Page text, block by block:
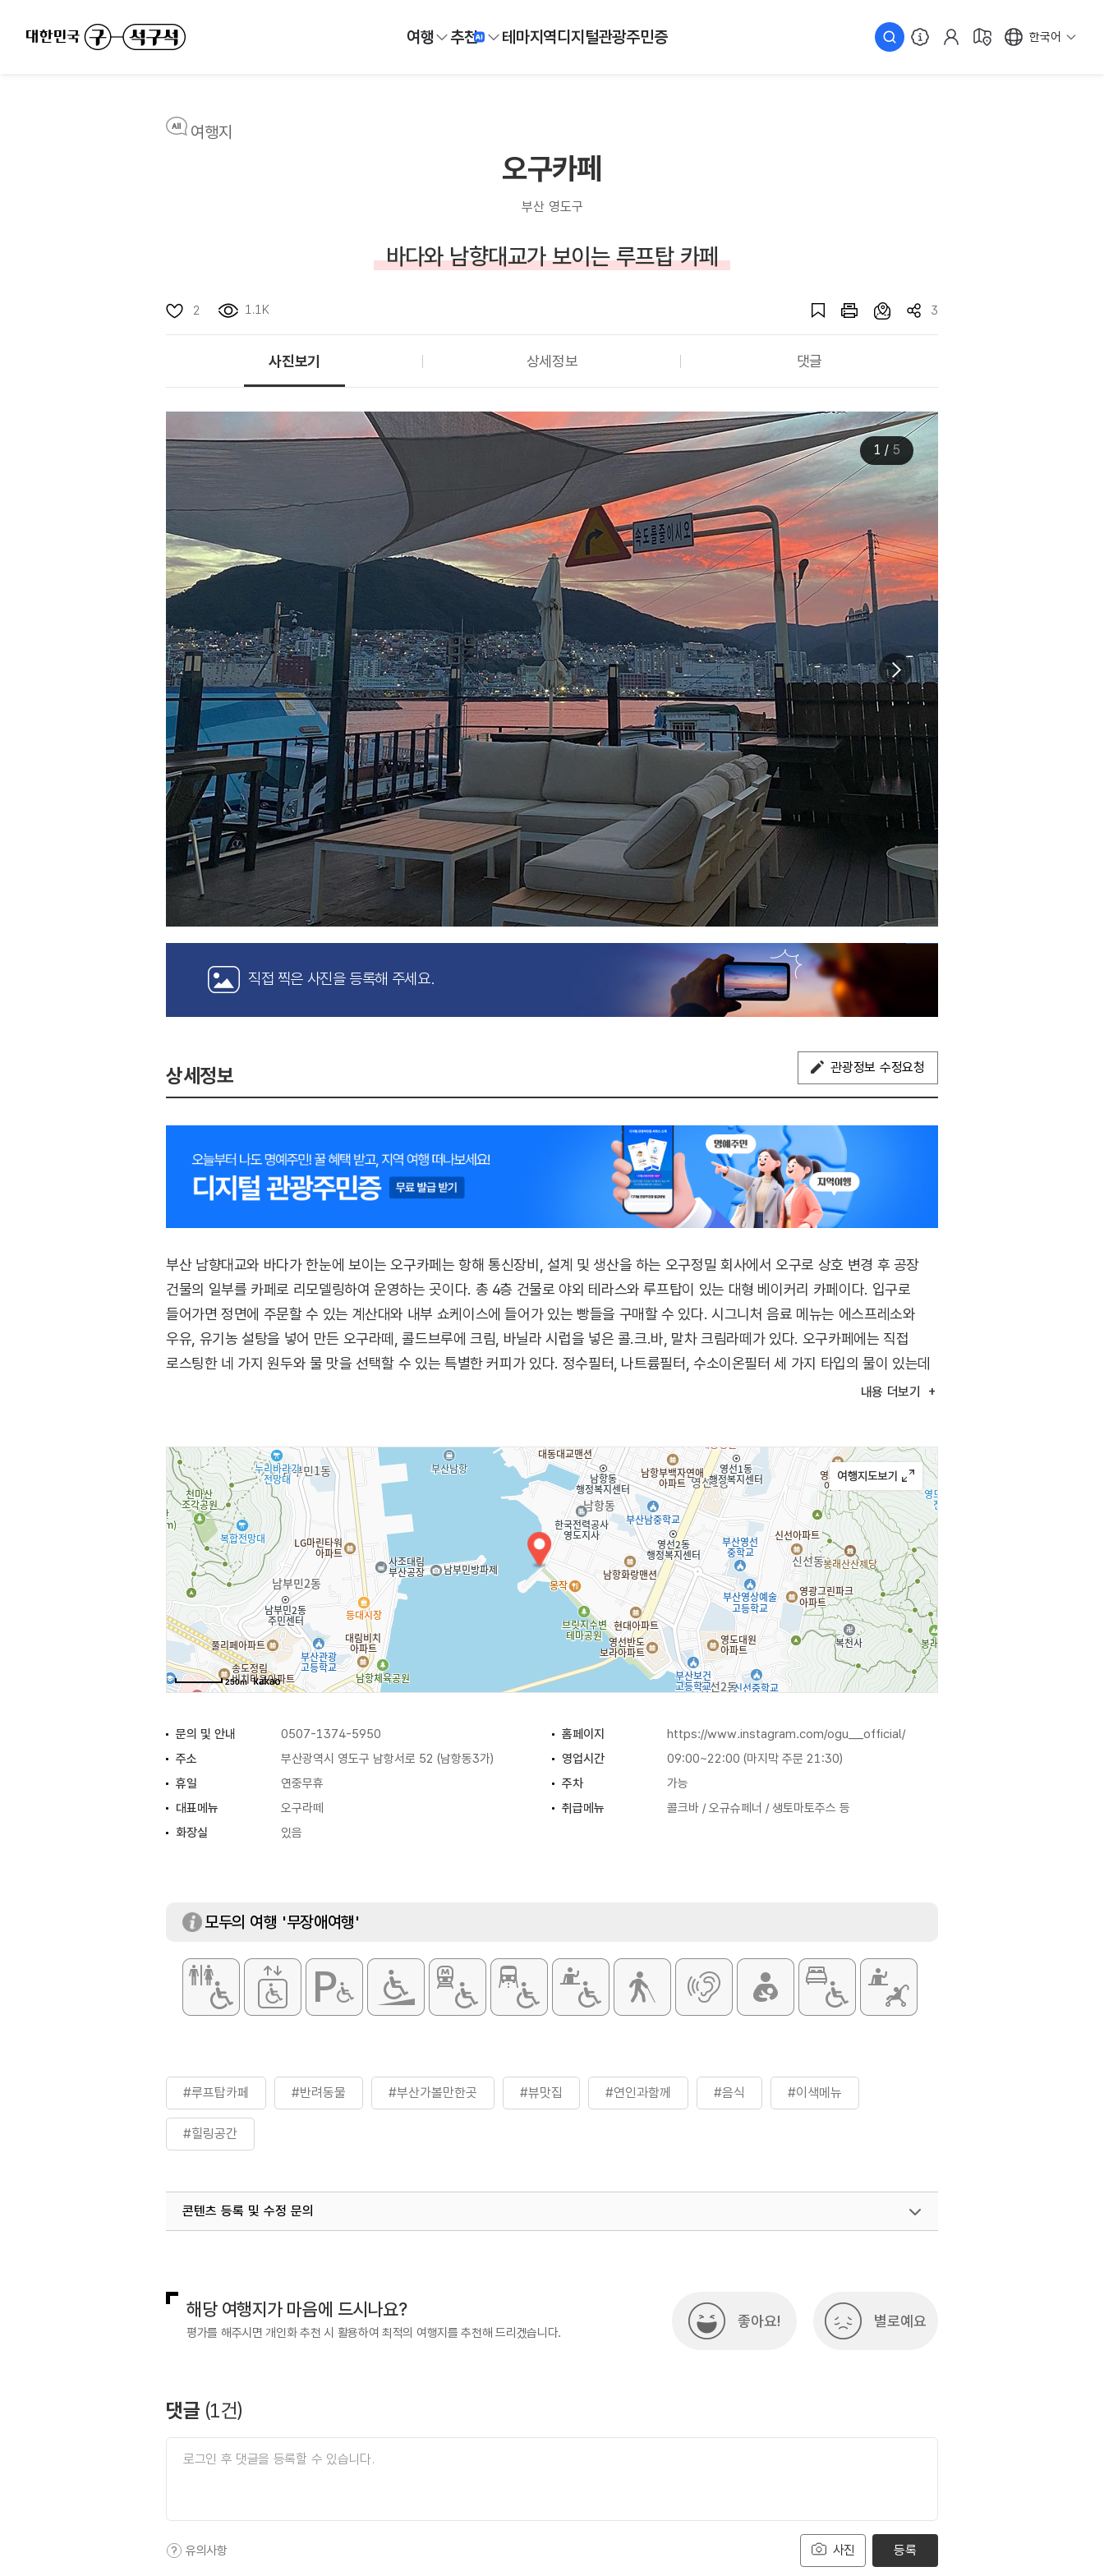
여행 추천 테마지역디지털관광주민증 한국어
여행지
오구카페
부산 영도구
바다와 남향대교가 보이는 루프탑 카페
2 1.1K 3
사진보기 상세정보 댓글
1/5
직접 찍은 사진을 등록해 주세요.
상세정보 관광정보 수정요청
부산 남향대교와 바다가 한눈에 보이는 오구카페는 항해 통신장비, 설계 및 생산을 하는 오구정밀 회사에서 오구로 상호 변경 후 공장
건물의 일부를 카페로 리모델링하여 운영하는 곳이다. 총 4층 건물로 야외 테라스와 루프탑이 있는 대형 베이커리 카페이다. 입구로
들어가면 정면에 주문할 수 있는 계산대와 내부 쇼케이스에 들어가 있는 빵들을 구매할 수 있다. 시그니처 음료 메뉴는 에스프레소와
우유, 유기농 설탕을 넣어 만든 오구라떼, 콜드브루에 크림, 바닐라 시럽을 넣은 콜.크.바, 말차 크림라떼가 있다. 오구카페에는 직접
로스팅한 네 가지 원두와 물 맛을 선택할 수 있는 특별한 커피가 있다. 정수필터, 나트륨필터, 수소이온필터 세 가지 타입의 물이 있는데
내용 더보기
250m
문의 및 안내 0507-1374-5950 홈페이지
https://www.instagram.com/ogu__official/
주소
부산광역시 영도구 남항서로 52 (남항동3가) 영업시간
09:00~22:00 (마지막 주문 21:30)
휴일
연중무휴 주차
가능
대표메뉴
오구라떼 취급메뉴
콜크바 / 오규슈페너 / 생토마토주스 등
화장실
있음
모두의 여행 '무장애여행'
#루프탑카페 #반려동물 #부산가볼만한곳 #뷰맛집 #연인과함께 #음식 #이색메뉴
#힐링공간
콘텐츠 등록 및 수정 문의
해당 여행지가 마음에 드시나요?
평가를 해주시면 개인화 추천 시 활용하여 최적의 여행지를 추천해 드리겠습니다.
좋아요! 별로예요
댓글 (1건)
사진
유의사항 등록